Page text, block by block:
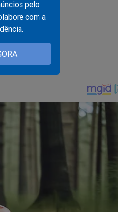
pelo
com a
"Levantamos os processos,
o governo Bolsonaro. O
ao presidente do Supremo,
em curso.
Mendonça e Nunes Marques